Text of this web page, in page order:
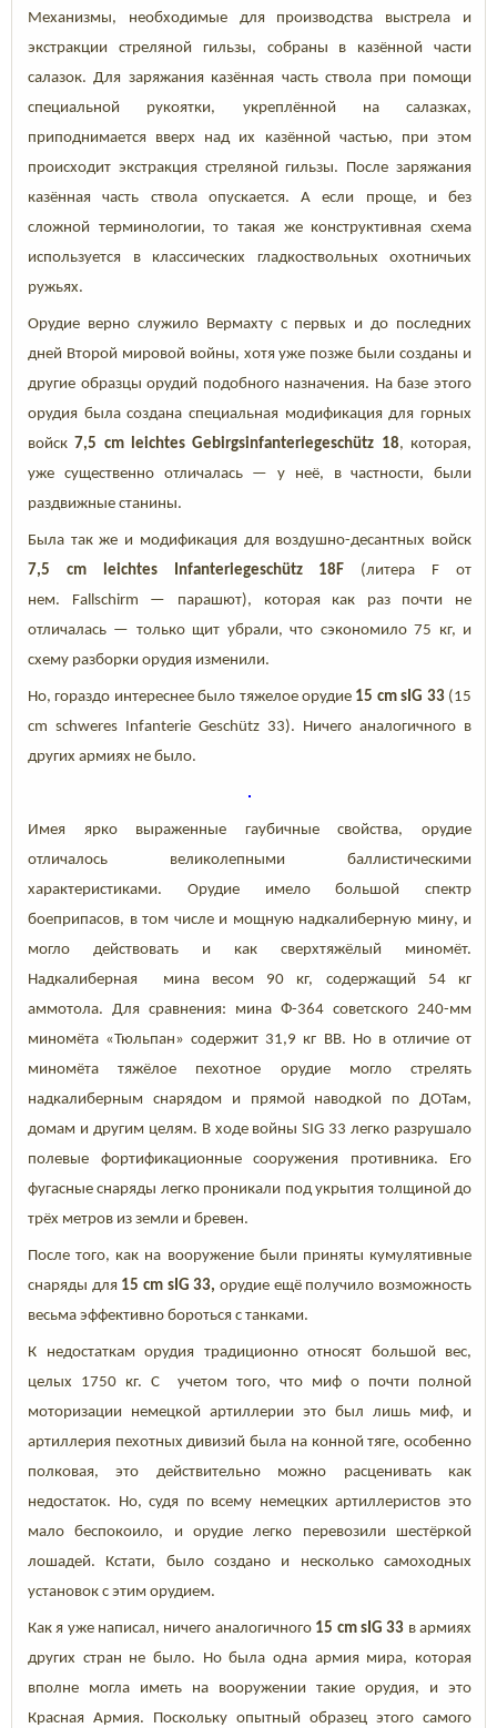
Механизмы, необходимые для производства выстрела и
экстракции стреляной гильзы, собраны в казённой части
салазок. Для заряжания казённая часть ствола при помощи
специальной рукоятки, укреплённой на салазках,
приподнимается вверх над их казённой частью, при этом
происходит экстракция стреляной гильзы. После заряжания
казённая часть ствола опускается. А если проще, и без
сложной терминологии, то такая же конструктивная схема
используется в классических гладкоствольных охотничьих
ружьях.
Орудие верно служило Вермахту с первых и до последних
дней Второй мировой войны, хотя уже позже были созданы и
другие образцы орудий подобного назначения. На базе этого
орудия была создана специальная модификация для горных
войск 7,5 cm leichtes Gebirgsinfanteriegeschütz 18, которая,
уже существенно отличалась — у неё, в частности, были
раздвижные станины.
Была так же и модификация для воздушно-десантных войск
7,5 cm leichtes Infanteriegeschütz 18F (литера F от
нем. Fallschirm — парашют), которая как раз почти не
отличалась — только щит убрали, что сэкономило 75 кг, и
схему разборки орудия изменили.
Но, гораздо интереснее было тяжелое орудие 15 cm sIG 33(15
cm schweres Infanterie Geschütz 33). Ничего аналогичного в
других армиях не было.
Имея ярко выраженные гаубичные свойства, орудие
отличалось великолепными баллистическими
характеристиками. Орудие имело большой спектр
боеприпасов, в том числе и мощную надкалиберную мину, и
могло действовать и как сверхтяжёлый миномёт.
Надкалиберная мина весом 90 кг, содержащий 54 кг
аммотола. Для сравнения: мина Ф-364 советского 240-мм
миномёта «Тюльпан» содержит 31,9 кг ВВ. Но в отличие от
миномёта тяжёлое пехотное орудие могло стрелять
надкалиберным снарядом и прямой наводкой по ДОТам,
домам и другим целям. В ходе войны SIG 33 легко разрушало
полевые фортификационные сооружения противника. Его
фугасные снаряды легко проникали под укрытия толщиной до
трёх метров из земли и бревен.
После того, как на вооружение были приняты кумулятивные
снаряды для 15 cm sIG 33,орудие ещё получило возможность
весьма эффективно бороться с танками.
К недостаткам орудия традиционно относят большой вес,
целых 1750 кг. С учетом того, что миф о почти полной
моторизации немецкой артиллерии это был лишь миф, и
артиллерия пехотных дивизий была на конной тяге, особенно
полковая, это действительно можно расценивать как
недостаток. Но, судя по всему немецких артиллеристов это
мало беспокоило, и орудие легко перевозили шестёркой
лошадей. Кстати, было создано и несколько самоходных
установок с этим орудием.
Как я уже написал, ничего аналогичного 15 cm sIG 33 в армиях
других стран не было. Но была одна армия мира, которая
вполне могла иметь на вооружении такие орудия, и это
Красная Армия. Поскольку опытный образец этого самого